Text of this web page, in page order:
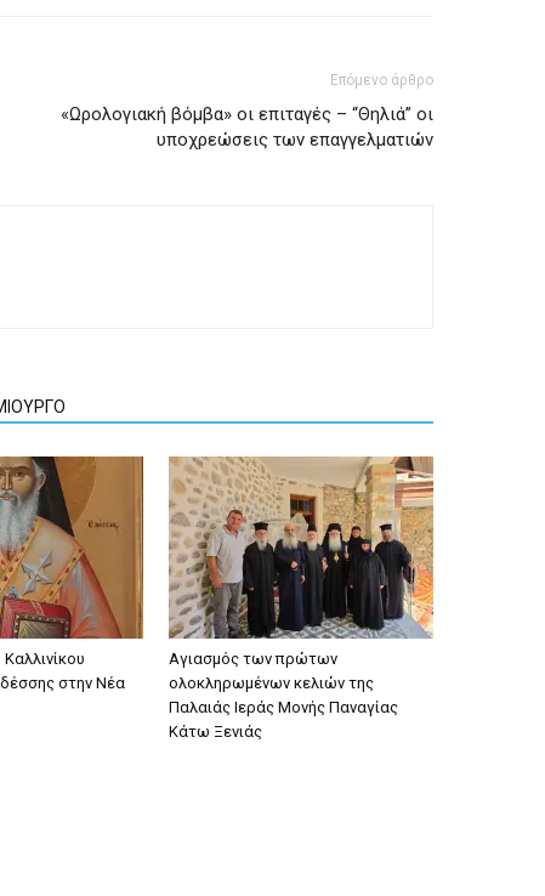
Επόμενο άρθρο
«Ωρολογιακή βόμβα» οι επιταγές – “Θηλιά” οι
υποχρεώσεις των επαγγελματιών
στην Νέα
Αγιασμός των πρώτων
ολοκληρωμένων κελιών της
Παλαιάς Ιεράς Μονής Παναγίας
Κάτω Ξενιάς